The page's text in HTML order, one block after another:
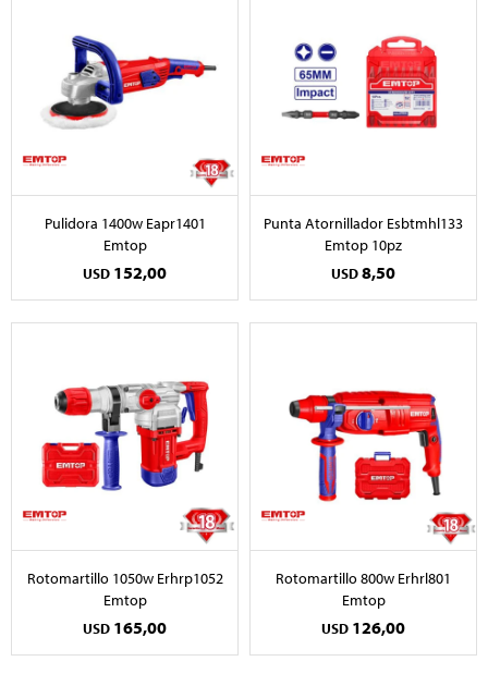
Pulidora 1400w Eapr1401
Emtop
USD 152,00
Punta Atornillador Esbtmhl133
Emtop 10pz
USD8,50
Rotomartillo 1050w Erhrp1052
Emtop
USD 165,00
Rotomartillo 800w Erhrl801
Emtop
USD 126,00